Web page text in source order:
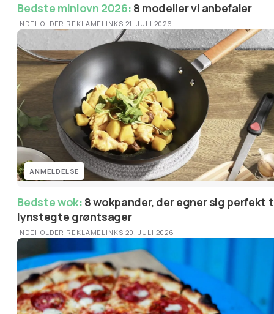
Bedste miniovn 2026: 8 modeller vi anbefaler
INDEHOLDER REKLAMELINKS·21. JULI 2026
ANMELDELSE
Bedste wok:
lynstegte grøntsager
INDEHOLDER REKLAMELINKS·20. JULI 2026